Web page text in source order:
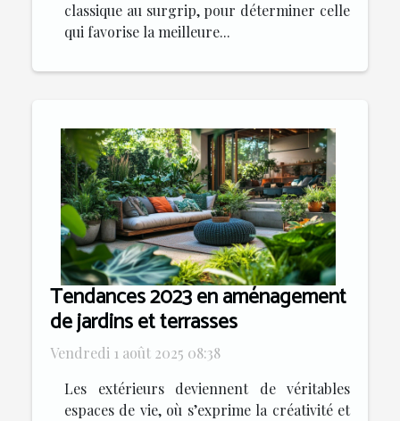
classique au surgrip, pour déterminer celle
qui favorise la meilleure...
Tendances 2023 en aménagement
de jardins et terrasses
Vendredi 1 août 2025 08:38
Les extérieurs deviennent de véritables
espaces de vie, où s’exprime la créativité et